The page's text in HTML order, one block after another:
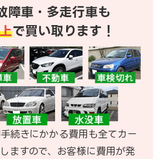
障車・多走行車も
で買い取ります！
続きにかかる費用も全てカー
ますので、お客様に費用が発